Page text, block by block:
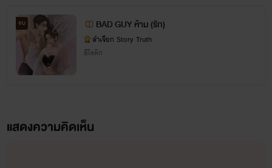
จบ BAD GUY ห้าม (รัก)
ลำเจียก Story Truth
อีโรติก
แสดงความคิดเห็น